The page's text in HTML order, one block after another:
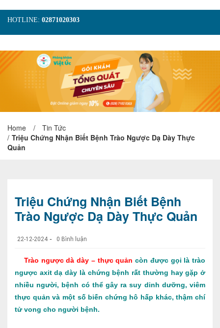
HOTLINE: 02871020303
TRANG CHỦ
GIỚI THIỆU
TIN TỨC
DỊCH VỤ
GÓI KHÁM
HÌNH ẢNH
LIÊN HỆ
ĐẶT LỊCH KHÁM
Home /
Tin Tức
/ Triệu Chứng Nhận Biết Bệnh Trào Ngược Dạ Dày Thực
Quản
Triệu Chứng Nhận Biết Bệnh
Trào Ngược Dạ Dày Thực Quản
22-12-2024 - 0 Bình luận
Trào ngược dà dày – thực quản còn được gọi là trào
ngược axit dạ dày là chứng bệnh rất thường hay gặp ở
nhiều người, bệnh có thể gây ra suy dinh dưỡng, viêm
thực quản và một số biến chứng hô hấp khác, thậm chí
tử vong cho người bệnh.